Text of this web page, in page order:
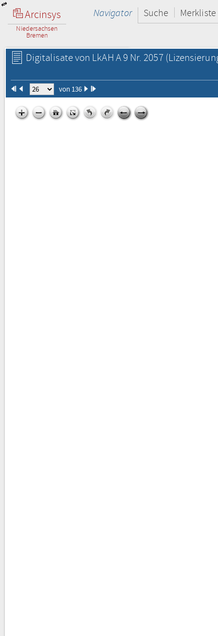
Arcinsys
Niedersachsen
Bremen
Navigator Suche Merkliste
Digitalisate von LkAH A 9 Nr. 2057
von 136